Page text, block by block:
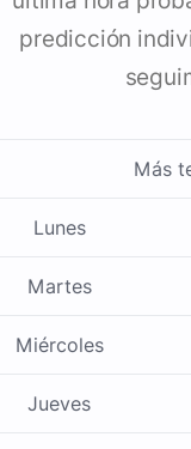
predicción
Más
Lunes
Martes
Miércoles
Jueves